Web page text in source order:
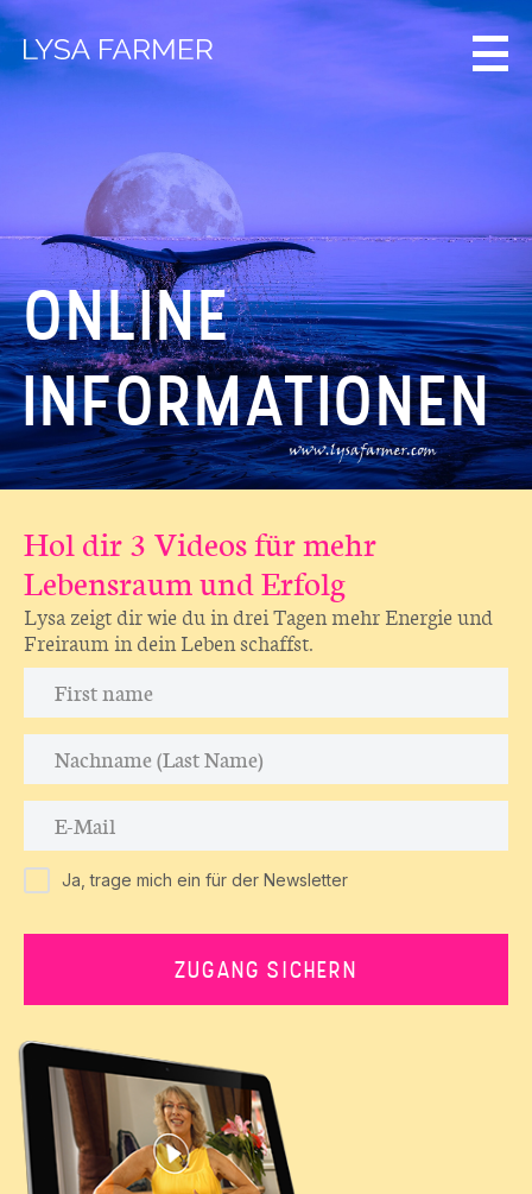
ONLINE
INFORMATIONEN
Hol dir 3 Videos für mehr
Lebensraum und Erfolg
Lysa zeigt dir wie du in drei Tagen mehr Energie und
Freiraum in dein Leben schaffst.
Ja, trage mich ein für der Newsletter
ZUGANG SICHERN